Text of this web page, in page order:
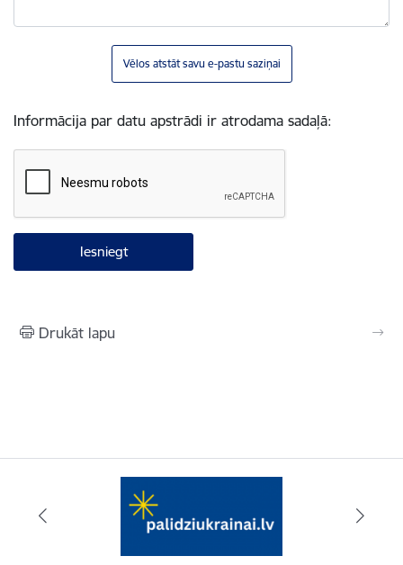
Vēlos atstāt savu e-pastu saziņai
Informācija par datu apstrādi ir atrodama sadaļā:
Drukāt lapu